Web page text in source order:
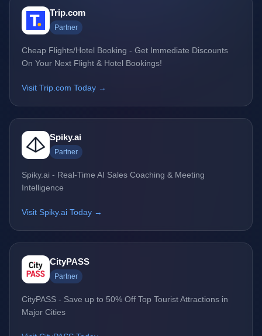
Trip.com
Partner
Cheap Flights/Hotel Booking - Get Immediate Discounts
On Your Next Flight & Hotel Bookings!
Visit Trip.com Today →
Spiky.ai
Partner
Spiky.ai - Real-Time AI Sales Coaching & Meeting
Intelligence
Visit Spiky.ai Today →
CityPASS
Partner
CityPASS - Save up to 50% Off Top Tourist Attractions in
Major Cities